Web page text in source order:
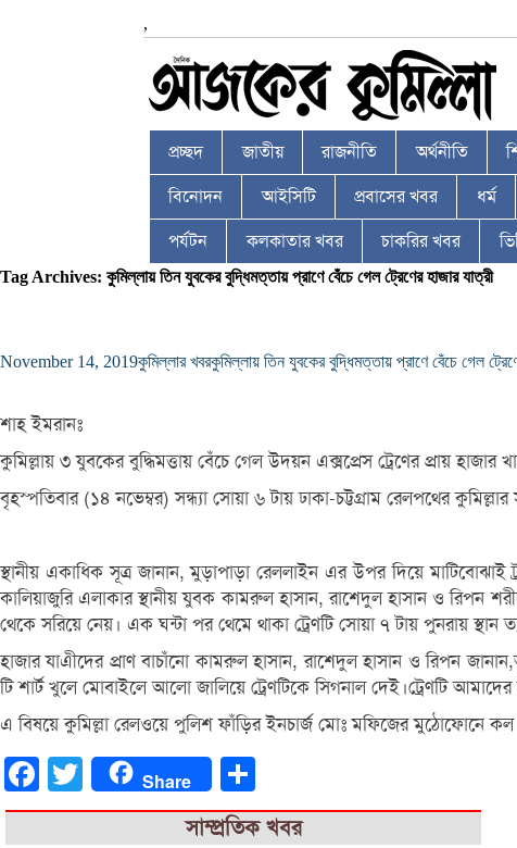
,
প্রচ্ছদ জাতীয় রাজনীতি অর্থনীতি
বিনোদন আইসিটি প্রবাসের খবর ধর্ম
পর্যটন কলকাতার খবর চাকরির খবর
Tag Archives: কুমিল্লায় তিন যুবকের বুদ্ধিমত্তায় প্রাণে বেঁচে গেল ট্রেণের হাজার যাত্রী
November 14, 2019কুমিল্লার খবরকুমিল্লায় তিন যুবকের বুদ্ধিমত্তায় প্রাণে বেঁচে গেল
শাহ ইমরানঃ
কুমিল্লায় ৩ যুবকের বুদ্ধিমত্তায় বেঁচে গেল উদয়ন এক্সপ্রেস ট্রেণের প্রায় হাজার
বৃহস্পতিবার (১৪ নভেম্বর) সন্ধ্যা সোয়া ৬ টায় ঢাকা-চট্টগ্রাম রেলপথের
স্থানীয় একাধিক সূত্র জানান, মুড়াপাড়া রেললাইন এর উপর দিয়ে
কালিয়াজুরি এলাকার স্থানীয় যুবক কামরুল হাসান, রাশেদুল হাসান ও রিপন
থেকে সরিয়ে নেয়। এক ঘন্টা পর থেমে থাকা ট্রেণটি সোয়া ৭ টায় পুনরায় স্থান
হাজার যাএীদের প্রাণ বাচাঁনো কামরুল হাসান, রাশেদুল হাসান ও রিপন
টি শার্ট খুলে মোবাইলে আলো জালিয়ে ট্রেণটিকে সিগনাল দেই।ট্রেণটি
এ বিষয়ে কুমিল্লা রেলওয়ে পুলিশ ফাঁড়ির ইনচার্জ মোঃ মফিজের মুঠোফোনে কল
FacebookTwitter Share
সাম্প্রতিক খবর